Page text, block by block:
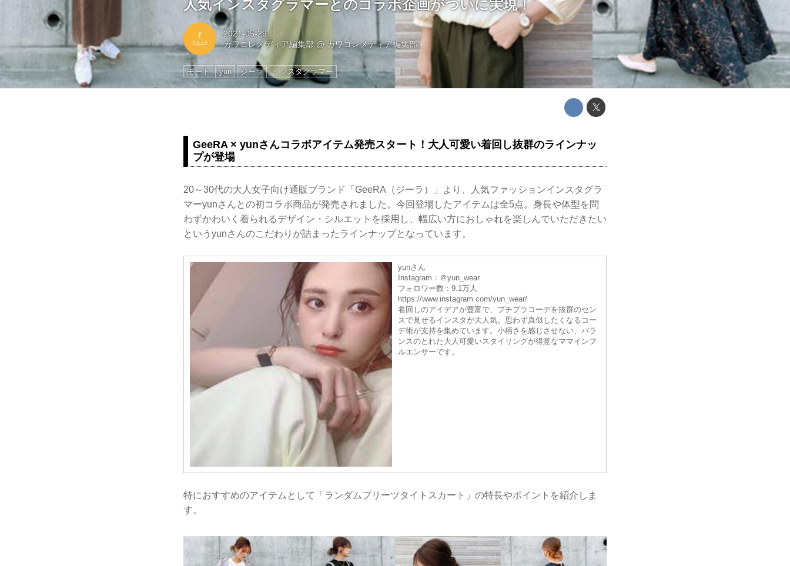
人気インスタグラマーとのコラボ企画がついに実現！
2021-05-29
カワコレメディア編集部 @ カワコレメディア編集部
モード yun ジーラ インスタグラマー
GeeRA × yunさんコラボアイテム発売スタート！大人可愛い着回し抜群のラインナッ
プが登場
20～30代の大人女子向け通販ブランド「GeeRA（ジーラ）」より、人気ファッションインスタグラ
マーyunさんとの初コラボ商品が発売されました。今回登場したアイテムは全5点。身長や体型を問
わずかわいく着られるデザイン・シルエットを採用し、幅広い方におしゃれを楽しんでいただきたい
というyunさんのこだわりが詰まったラインナップとなっています。
yunさん
Instagram：＠yun_wear
フォロワー数：9.1万人
https://www.instagram.com/yun_wear/
着回しのアイデアが豊富で、プチプラコーデを抜群のセン
スで見せるインスタが大人気。思わず真似したくなるコー
デ術が支持を集めています。小柄さを感じさせない、バラ
ンスのとれた大人可愛いスタイリングが得意なママインフ
ルエンサーです。
特におすすめのアイテムとして「ランダムプリーツタイトスカート」の特長やポイントを紹介しま
す。